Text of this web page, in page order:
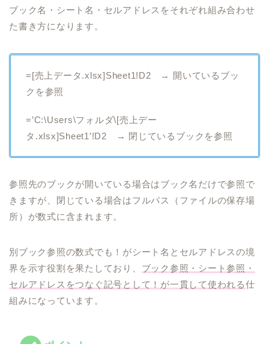
ブック名・シート名・セルアドレスをそれぞれ組み合わせ
た書き方になります。
=[売上データ.xlsx]Sheet1!D2 → 開いているブッ
クを参照
=’C:\Users\フォルダ\[売上デー
タ.xlsx]Sheet1′!D2 → 閉じているブックを参照
参照先のブックが開いている場合はブック名だけで参照で
きますが、閉じている場合はフルパス（ファイルの保存場
所）が数式に含まれます。
別ブック参照の数式でも！がシート名とセルアドレスの境
界を示す役割を果たしており、 ブック参照・シート参照・
セルアドレスをつなぐ記号として！が一貫して使われる仕
組みになっています。